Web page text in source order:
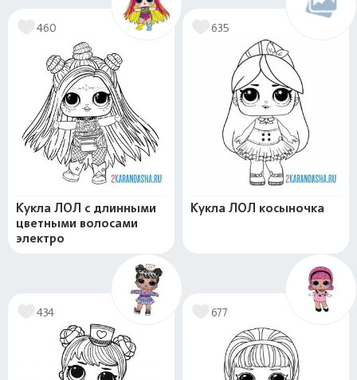
460
Кукла ЛОЛ с длинными
цветными волосами
электро
635
Кукла ЛОЛ косыночка
434 677